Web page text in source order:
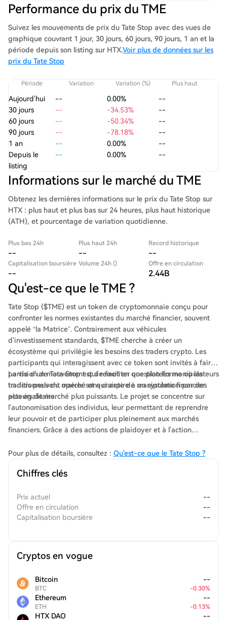
Performance du prix du TME
Suivez les mouvements de prix du Tate Stop avec des vues de
graphique couvrant 1 jour, 30 jours, 60 jours, 90 jours, 1 an et la
période depuis son listing sur HTX.Voir plus de données sur les
prix du Tate Stop
Période Variation Variation (%) Plus haut
Aujourd'hui -- 0.00%
--
30 jours
-- -34.53%
--
60 jours
-- -50.34%
--
90 jours
-- -78.18%
--
1 an
-- 0.00%
--
Depuis le
listing
-- 0.00% --
Informations sur le marché du TME
Obtenez les dernières informations sur le prix du Tate Stop sur
HTX : plus haut et plus bas sur 24 heures, plus haut historique
(ATH), et pourcentage de variation quotidienne.
Plus bas 24h
--
Plus haut 24h
--
Record historique
--
Capitalisation boursière
--
Volume 24h () Offre en circulation
2.44B
Qu'est-ce que le TME ?
Tate Stop ($TME) est un token de cryptomonnaie conçu pour
confronter les normes existantes du marché financier, souvent
appelé “la Matrice”. Contrairement aux véhicules
d'investissement standards, $TME cherche à créer un
écosystème qui privilégie les besoins des traders crypto. Les
participants qui interagissent avec ce token sont invités à faire
partie d'un mouvement qui remet en question les manipulateurs
traditionnels du marché et qui aspire à un système financier
plus égalitaire.
La vision de Tate Stop est de faciliter une plateforme où les
traders peuvent opérer sans crainte de manipulation par des
acteurs de marché plus puissants. Le projet se concentre sur
l'autonomisation des individus, leur permettant de reprendre
leur pouvoir et de participer plus pleinement aux marchés
financiers. Grâce à des actions de plaidoyer et à l'action
dans le domaine crypto.
Pour plus de détails, consultez : Qu'est-ce que le Tate Stop ?
Chiffres clés
Prix actuel
--
Offre en circulation
--
Capitalisation boursière
--
Cryptos en vogue
Bitcoin
BTC
--
-0.30%
Ethereum
ETH
--
-0.13%
HTX DAO --